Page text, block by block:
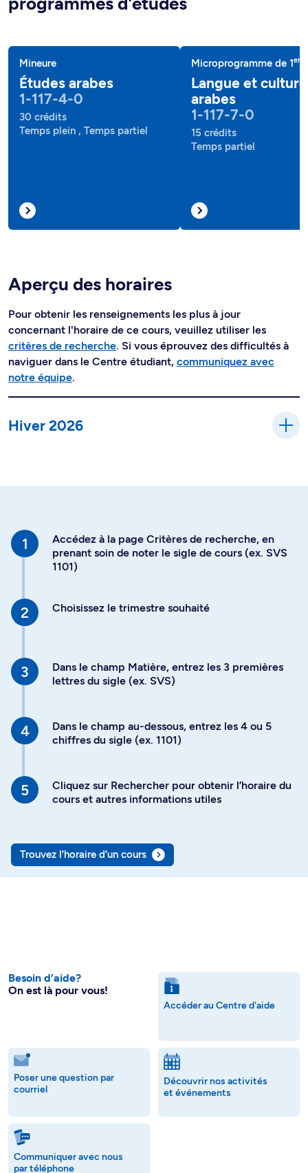
Mineure
Études arabes
1-117-4-0
30 crédits
Temps plein , Temps partiel
Microprogramme de 1er
Langue et culture
arabes
1-117-7-0
15 crédits
Temps partiel
Aperçu des horaires
Pour obtenir les renseignements les plus à jour
concernant l'horaire de ce cours, veuillez utiliser les
critères de recherche. Si vous éprouvez des difficultés à
naviguer dans le Centre étudiant, communiquez avec
notre équipe.
Hiver 2026
Accédez à la page Critères de recherche, en
prenant soin de noter le sigle de cours (ex. SVS
1101)
Choisissez le trimestre souhaité
Dans le champ Matière, entrez les 3 premières
lettres du sigle (ex. SVS)
Dans le champ au-dessous, entrez les 4 ou 5
chiffres du sigle (ex. 1101)
Cliquez sur Rechercher pour obtenir l’horaire du
cours et autres informations utiles
Trouvez l’horaire d’un cours
Besoin d’aide?
On est là pour vous!
Accéder au Centre d'aide
Poser une question par
courriel
Découvrir nos activités
et événements
Communiquer avec nous
par téléphone